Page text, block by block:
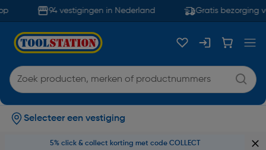
94 vestigingen in Nederland Gratis bezorging
Selecteer een vestiging
5% click & collect korting met code COLLECT